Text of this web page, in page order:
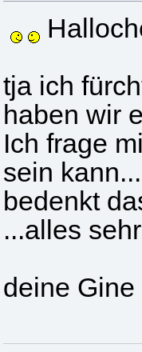
tja ich
haben wir
Ich frage
sein
bedenkt
...alles
deine Gine